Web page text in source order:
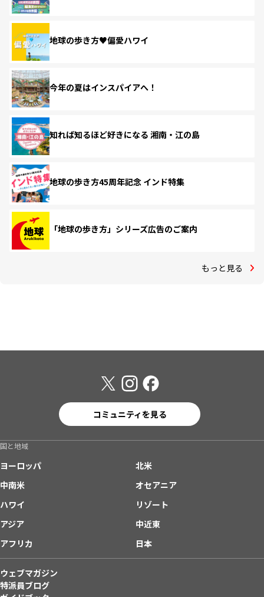
地球の歩き方♥偏愛ハワイ
今年の夏はインスパイアへ！
知れば知るほど好きになる 湘南・江の島
地球の歩き方45周年記念 インド特集
「地球の歩き方」シリーズ広告のご案内
もっと見る
コミュニティを見る
国と地域
ヨーロッパ
北米
中南米
オセアニア
ハワイ
リゾート
アジア
中近東
アフリカ
日本
ウェブマガジン
特派員ブログ